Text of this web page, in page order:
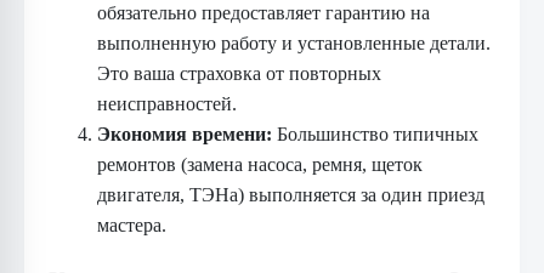
обязательно предоставляет гарантию на
выполненную работу и установленные детали.
Это ваша страховка от повторных
неисправностей.
Экономия времени: Большинство типичных
ремонтов (замена насоса, ремня, щеток
двигателя, ТЭНа) выполняется за один приезд
мастера.